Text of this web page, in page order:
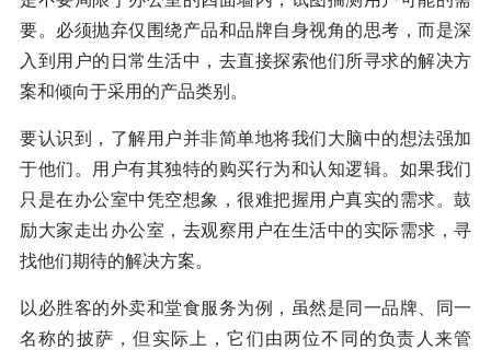
要。必须抛弃仅围绕产品和品牌自身视角的思考，而是深
入到用户的日常生活中，去直接探索他们所寻求的解决方
案和倾向于采用的产品类别。
要认识到，了解用户并非简单地将我们大脑中的想法强加
于他们。用户有其独特的购买行为和认知逻辑。如果我们
只是在办公室中凭空想象，很难把握用户真实的需求。鼓
励大家走出办公室，去观察用户在生活中的实际需求，寻
找他们期待的解决方案。
以必胜客的外卖和堂食服务为例，虽然是同一品牌、同一
名称的披萨，但实际上，它们由两位不同的负责人来管